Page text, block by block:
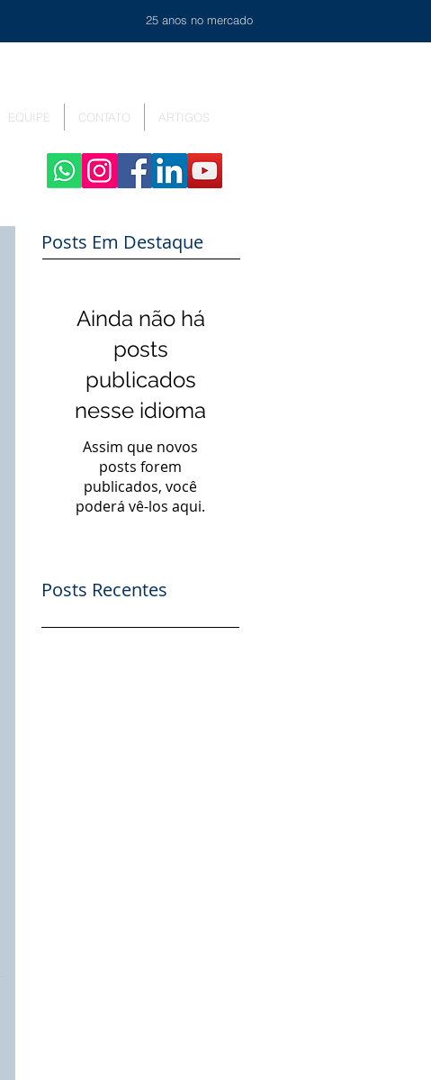
25 anos no mercado
EQUIPE CONTATO ARTIGOS
Posts Em Destaque
Ainda não há
posts
publicados
nesse idioma
Assim que novos
posts forem
publicados, você
poderá vê-los aqui.
Posts Recentes